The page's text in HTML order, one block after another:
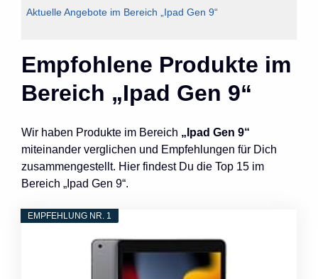
Aktuelle Angebote im Bereich „Ipad Gen 9“
Empfohlene Produkte im
Bereich „Ipad Gen 9“
Wir haben Produkte im Bereich „Ipad Gen 9“
miteinander verglichen und Empfehlungen für Dich
zusammengestellt. Hier findest Du die Top 15 im
Bereich „Ipad Gen 9“.
EMPFEHLUNG NR. 1